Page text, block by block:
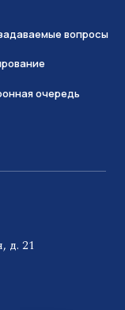
вопросы
очередь
д. 21